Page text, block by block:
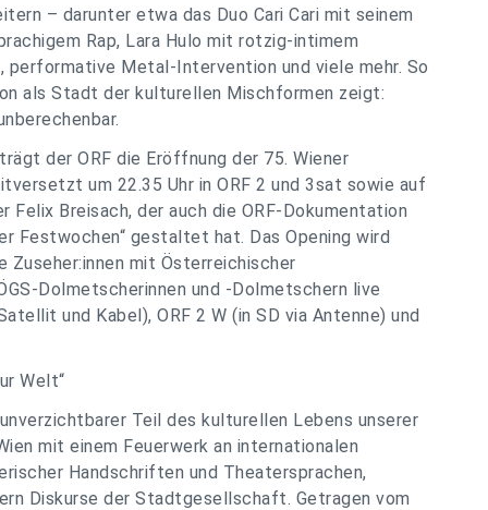
– darunter etwa das Duo Cari Cari mit seinem
Rap, Lara Hulo mit rotzig-intimem
performative Metal-Intervention und viele mehr. So
als Stadt der kulturellen Mischformen zeigt:
der ORF die Eröffnung der 75. Wiener
um 22.35 Uhr in ORF 2 und 3sat sowie auf
Felix Breisach, der auch die ORF-Dokumentation
Festwochen“ gestaltet hat. Das Opening wird
Zuseher:innen mit Österreichischer
Dolmetscherinnen und -Dolmetschern live
und Kabel), ORF 2 W (in SD via Antenne) und
Welt“
Teil des kulturellen Lebens unserer
mit einem Feuerwerk an internationalen
Handschriften und Theatersprachen,
Diskurse der Stadtgesellschaft. Getragen vom